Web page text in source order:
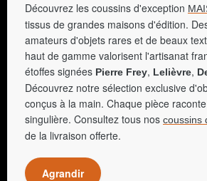
Découvrez les coussins d'exception
tissus de grandes maisons d'édition.
amateurs d'objets rares et de beaux
haut de gamme valorisent l'artisanat
étoffes signées Pierre Frey, Lelièvre,
Découvrez notre sélection exclusive
conçus à la main. Chaque pièce
singulière. Consultez tous nos coussins
de la livraison offerte.
Agrandir